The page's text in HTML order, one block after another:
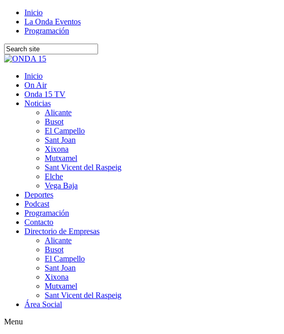
Inicio
La Onda Eventos
Programación
Inicio
On Air
Onda 15 TV
Noticias
Alicante
Busot
El Campello
Sant Joan
Xixona
Mutxamel
Sant Vicent del Raspeig
Elche
Vega Baja
Deportes
Podcast
Programación
Contacto
Directorio de Empresas
Alicante
Busot
El Campello
Sant Joan
Xixona
Mutxamel
Sant Vicent del Raspeig
Área Social
Menu